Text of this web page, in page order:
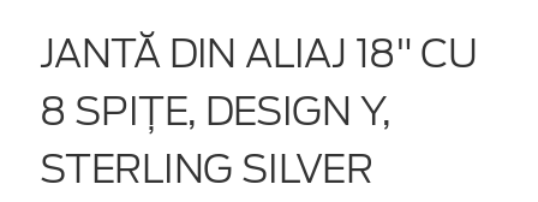
JANTĂ DIN ALIAJ 18" CU
8 SPIŢE, DESIGN Y,
STERLING SILVER